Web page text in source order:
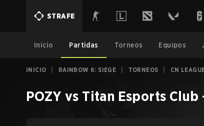
STRAFE
Inicio Partidas Torneos Equipos
INICIO RAINBOW 6: SIEGE TORNEOS CN
POZY vs Titan Esports Club